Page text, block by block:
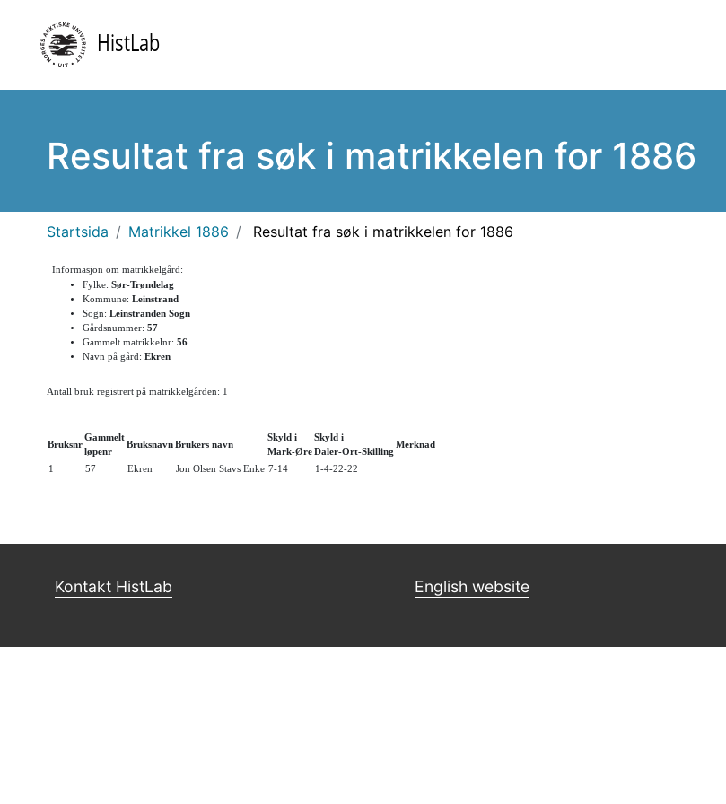
Resultat fra søk i matrikkelen for 1886
Startsida Matrikkel 1886 Resultat fra søk i matrikkelen for 1886
Informasjon om matrikkelgård:
Fylke: Sør-Trøndelag
Kommune: Leinstrand
Sogn: Leinstranden Sogn
Gårdsnummer: 57
Gammelt matrikkelnr: 56
Navn på gård: Ekren
Antall bruk registrert på matrikkelgården: 1
Bruksnr
Gammelt
løpenr
BruksnavnBrukers navn
Skyld i
Mark-Øre
Skyld i
Daler-Ort-Skilling
Merknad
1 57 Ekren Jon Olsen Stavs Enke 7-14 1-4-22-22
Kontakt HistLab English website